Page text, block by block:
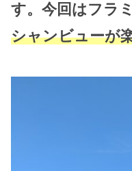
す。今回はフラ
シャンビューが